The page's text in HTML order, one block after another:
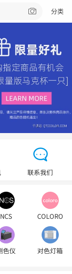
分类
联系我们
NCS COLORO
色仪 对色灯箱